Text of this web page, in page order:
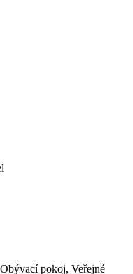
pokoj, Veřejné